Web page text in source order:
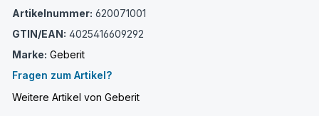
Artikelnummer: 620071001
GTIN/EAN: 4025416609292
Marke: Geberit
Fragen zum Artikel?
Weitere Artikel von Geberit